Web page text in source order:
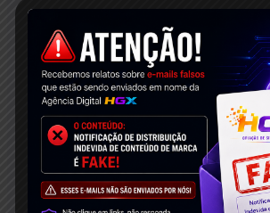
Reviews dos clientes
99%